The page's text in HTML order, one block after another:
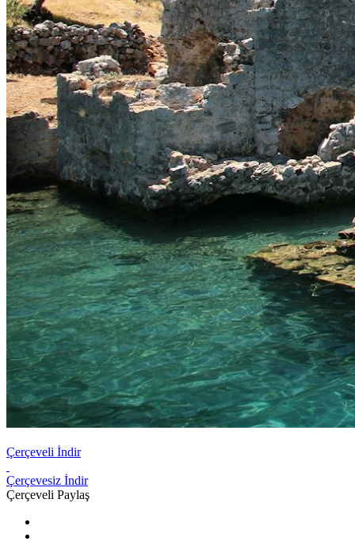
Çerçeveli İndir
Çerçevesiz İndir
Çerçeveli Paylaş